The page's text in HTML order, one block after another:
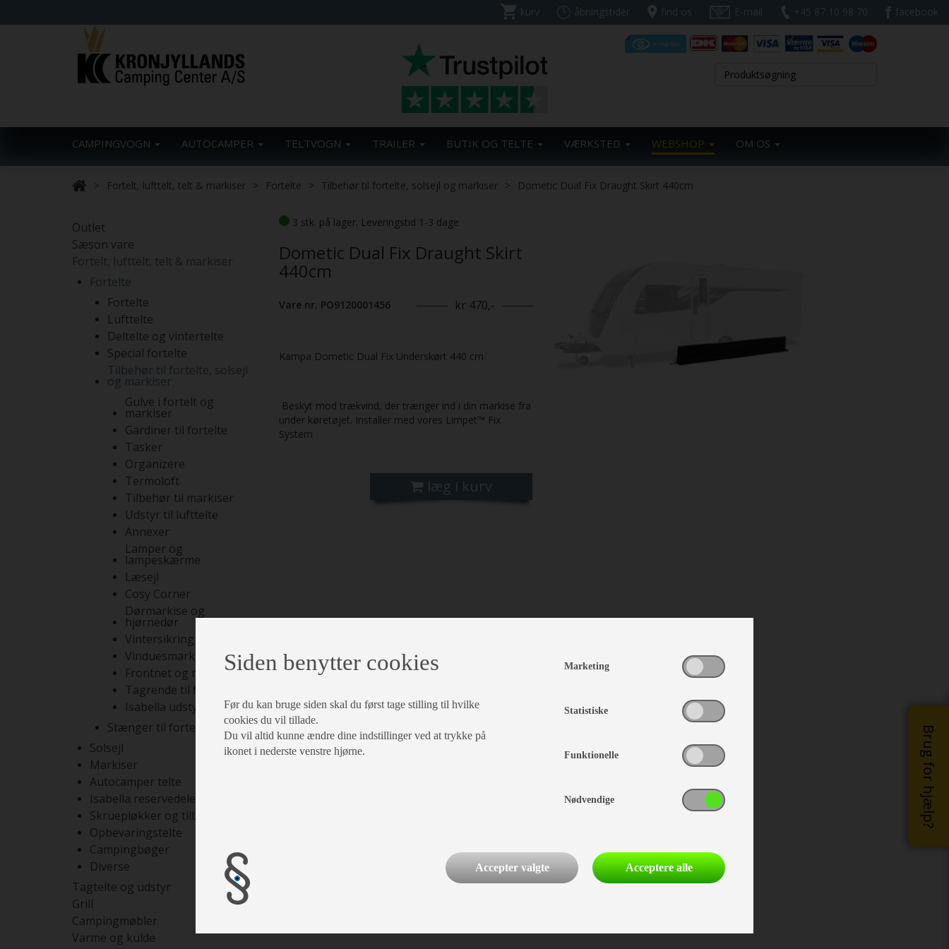
kurv åbningstider find os E-mail +45 87 10 98 70 facebook
CAMPINGVOGN AUTOCAMPER TELTVOGN TRAILER BUTIK OG TELTE VÆRKSTED WEBSHOP OM OS
Brug for hjælp?
Fortelt, lufttelt, telt & markiser Fortelte Tilbehør til fortelte, solsejl og markiser Dometic Dual Fix Draught Skirt 440cm
Outlet
Sæson vare
Fortelt, lufttelt, telt & markiser
Fortelte
Fortelte
Lufttelte
Deltelte og vintertelte
Special fortelte
Tilbehør til fortelte, solsejl
og markiser
Gulve i fortelt og
markiser
Gardiner til fortelte
Tasker
Organizere
Termoloft
Tilbehør til markiser
Udstyr til lufttelte
Annexer
Lamper og
lampeskærme
Læsejl
Cosy Corner
Dørmarkise og
hjørnedør
Vintersikring
Vinduesmarkiser
Frontnet og rumdelere
Tagrende til fortelte
Isabella udstyr
Stænger til fortelte
Solsejl
Markiser
Autocamper telte
Isabella reservedele
Skruepløkker og tilbehør
Opbevaringstelte
Campingbøger
Diverse
Tagtelte og udstyr
Grill
Campingmøbler
Varme og kulde
3 stk. på lager. Leveringstid 1-3 dage
Dometic Dual Fix Draught Skirt
440cm
Vare nr. PO9120001456 kr 470,-
Kampa Dometic Dual Fix Underskørt 440 cm
Beskyt mod trækvind, der trænger ind i din markise fra
under køretøjet. Installer med vores Limpet™ Fix
System
læg i kurv
Siden benytter cookies
Før du kan bruge siden skal du først tage stilling til hvilke
cookies du vil tillade.
Du vil altid kunne ændre dine indstillinger ved at trykke på
ikonet i nederste venstre hjørne.
Marketing
Statistiske
Funktionelle
Nødvendige
Accepter valgte Acceptere alle